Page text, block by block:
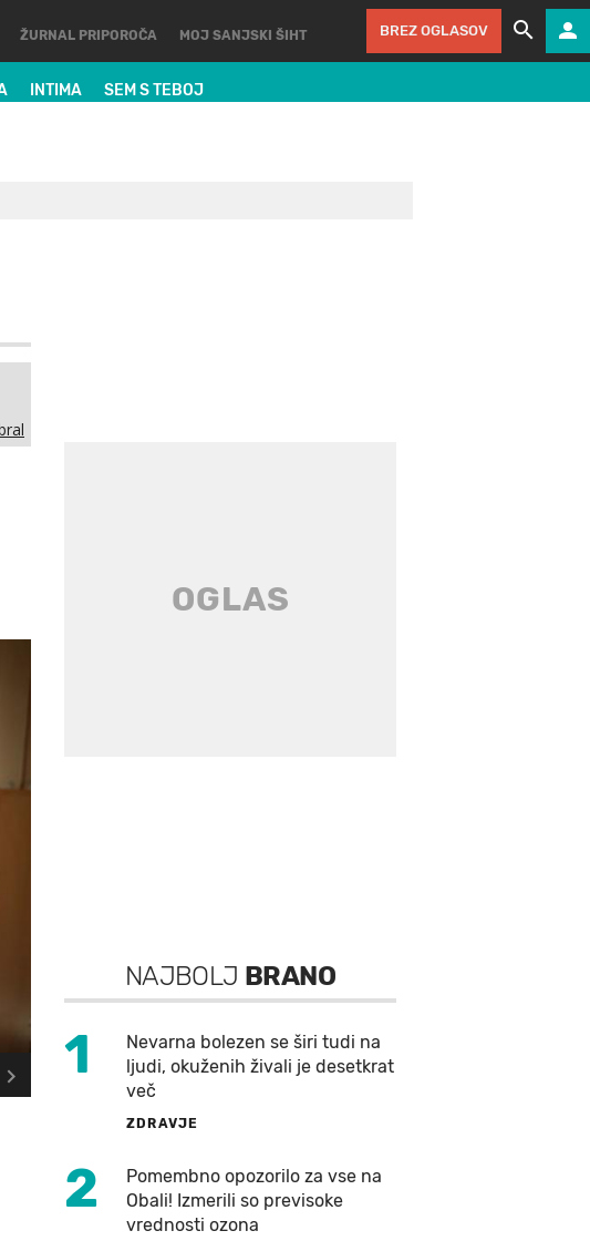
INTIMA SEM S TEBOJ
ŽURNAL PRIPOROČA MOJ SANJSKI ŠIHT BREZ OGLASOV
NAJBOLJ BRANO
1
Nevarna bolezen se širi tudi na
ljudi, okuženih živali je desetkrat
več
ZDRAVJE
2
Pomembno opozorilo za vse na
Obali! Izmerili so previsoke
vrednosti ozona